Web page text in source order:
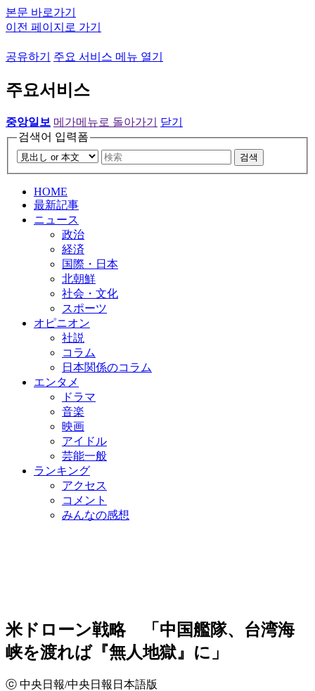
본문 바로가기
이전 페이지로 가기
공유하기 주요 서비스 메뉴 열기
주요서비스
중앙일보 메가메뉴로 돌아가기
닫기
검색어 입력폼
검색
HOME
最新記事
ニュース
政治
経済
国際・日本
北朝鮮
社会・文化
スポーツ
オピニオン
社説
コラム
日本関係のコラム
エンタメ
ドラマ
音楽
映画
アイドル
芸能一般
ランキング
アクセス
コメント
みんなの感想
米ドローン戦略 「中国艦隊、台湾海
峡を渡れば『無人地獄』に」
ⓒ 中央日報/中央日報日本語版